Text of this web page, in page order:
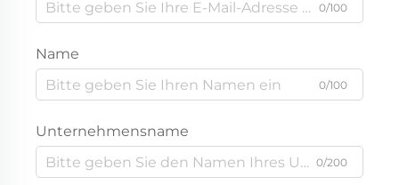
0/100
Name
0/100
Unternehmensname
0/200